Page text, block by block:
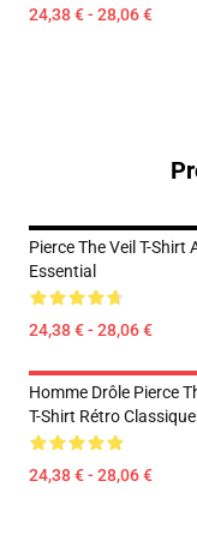
24,38 € - 28,06 €
Pierce The Veil T-Shirt
Essential
24,38 € - 28,06 €
Homme Drôle Pierce
T-Shirt Rétro Classique
24,38 € - 28,06 €